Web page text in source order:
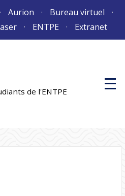
Aurion
Bureau virtuel
ENTPE Extranet
de l'ENTPE
M
e